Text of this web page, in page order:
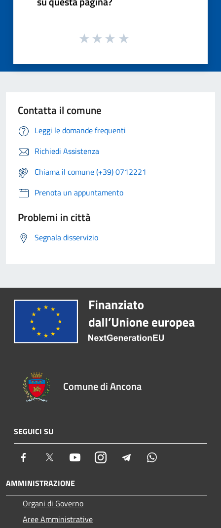
Contatta il comune
Leggi le domande frequenti
Richiedi Assistenza
Chiama il comune (+39) 0712221
Prenota un appuntamento
Problemi in città
Segnala disservizio
Comune di Ancona
SEGUICI SU
Facebook Twitter YoutubeInstagram Telegram
AMMINISTRAZIONE
Organi di Governo
Aree Amministrative